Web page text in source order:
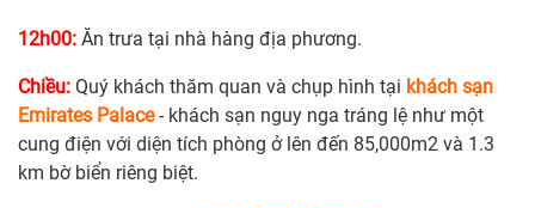
12h00: Ăn trưa tại nhà hàng địa phương.
Chiều: Quý khách thăm quan và chụp hình tại khách sạn
Emirates Palace- khách sạn nguy nga tráng lệ như một
cung điện với diện tích phòng ở lên đến 85,000m2 và 1.3
km bờ biển riêng biệt.